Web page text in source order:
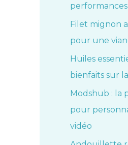
Filet mignon
pour une
Huiles
bienfaits sur
Modshub : la
pour
vidéo